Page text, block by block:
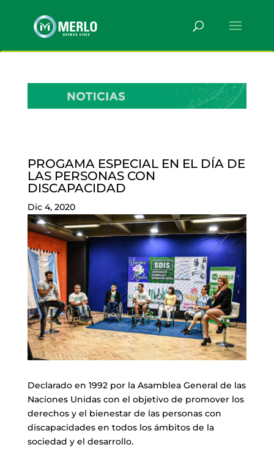
PROGAMA ESPECIAL EN EL DÍA DE
LAS PERSONAS CON
DISCAPACIDAD
Dic 4, 2020
Declarado en 1992 por la Asamblea General de las
Naciones Unidas con el objetivo de promover los
derechos y el bienestar de las personas con
discapacidades en todos los ámbitos de la
sociedad y el desarrollo.